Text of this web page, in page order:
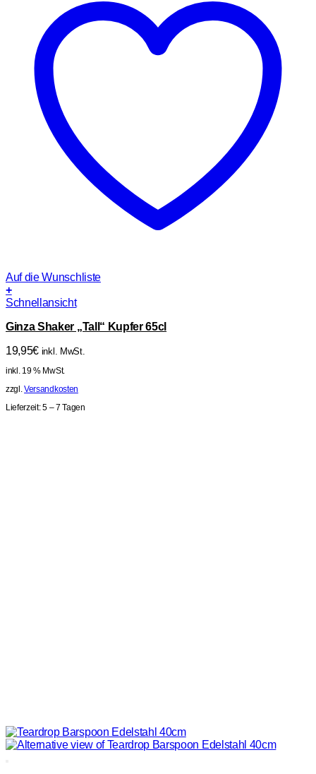
Auf die Wunschliste
+
Schnellansicht
Ginza Shaker „Tall“ Kupfer 65cl
19,95€ inkl. MwSt.
inkl. 19 % MwSt.
zzgl.Versandkosten
Lieferzeit:5 – 7 Tagen